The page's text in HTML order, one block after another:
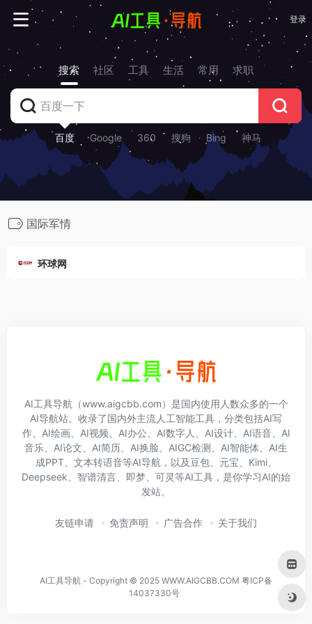
登录
搜索 社区 工具 生活 常用 求职
百度 Google 360 搜狗 Bing 神马
国际军情
环球网
AI工具导航（www.aigcbb.com）是国内使用人数众多的一个
AI导航站。收录了国内外主流人工智能工具，分类包括AI写
作、AI绘画、AI视频、AI办公、AI数字人、AI设计、AI语音、AI
音乐、AI论文、AI简历、AI换脸、AIGC检测、AI智能体、AI生
成PPT、文本转语音等AI导航，以及豆包、元宝、Kimi、
Deepseek、智谱清言、即梦、可灵等AI工具，是你学习AI的始
发站。
友链申请 免责声明 广告合作 关于我们
AI工具导航 - Copyright © 2025 WWW.AIGCBB.COM 粤ICP备
14037330号